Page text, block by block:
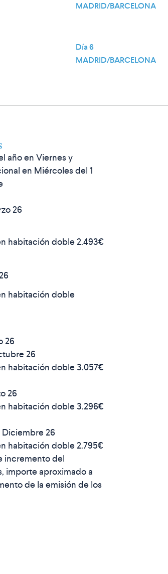
MADRID/BARCELONA
Día 6
MADRID/BARCELONA
año en Viernes y
en Miércoles del 1
26
habitación doble 2.493€
habitación doble
26
26
habitación doble3.057€
26
habitación doble3.296€
Diciembre 26
habitación doble 2.795€
incremento del
importe aproximado a
de la emisión de los